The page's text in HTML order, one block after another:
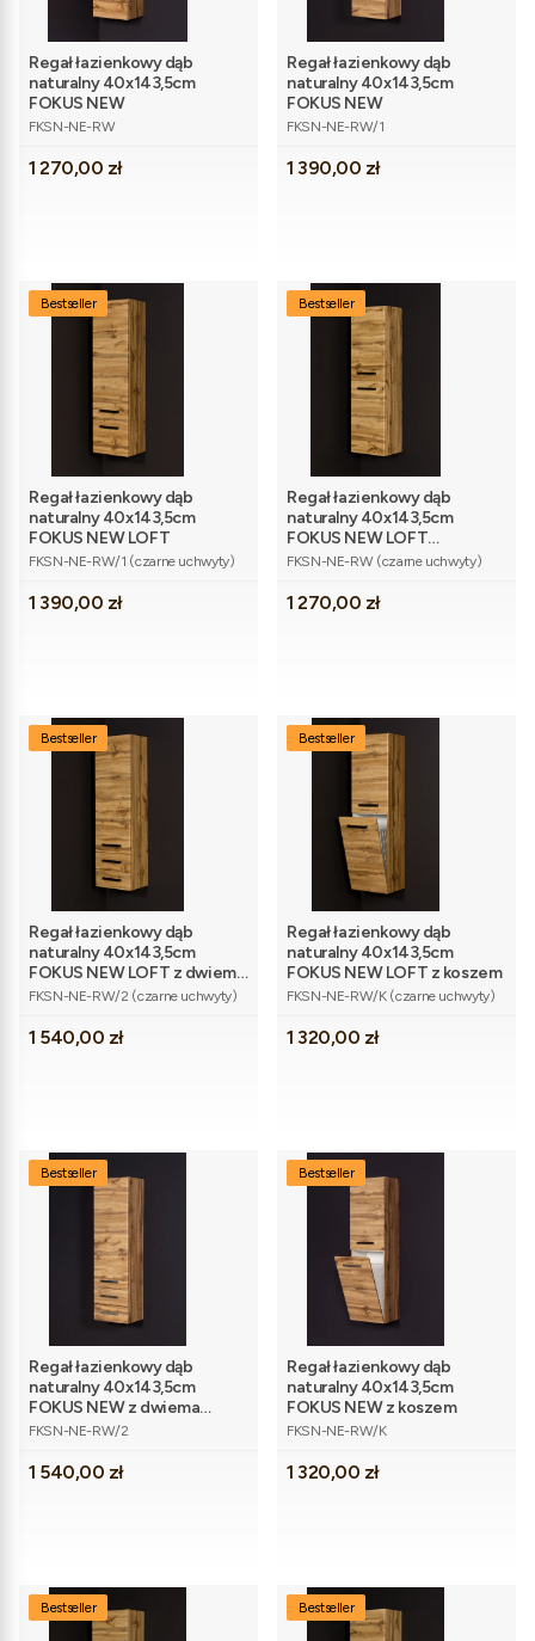
Regał łazienkowy dąb
naturalny 40x143,5cm
FOKUS NEW
Kod produktu
FKSN-NE-RW
Cena
1 270,00 zł
Regał łazienkowy dąb
naturalny 40x143,5cm
FOKUS NEW
Kod produktu
FKSN-NE-RW/1
Cena
1 390,00 zł
Bestseller
Regał łazienkowy dąb
naturalny 40x143,5cm
FOKUS NEW LOFT
Kod produktu
FKSN-NE-RW/1 (czarne uchwyty)
Cena
1 390,00 zł
Bestseller
Regał łazienkowy dąb
naturalny 40x143,5cm
FOKUS NEW LOFT
dwudrzwiowy
Kod produktu
FKSN-NE-RW (czarne uchwyty)
Cena
1 270,00 zł
Bestseller
Regał łazienkowy dąb
naturalny 40x143,5cm
FOKUS NEW LOFT z dwiema
szufladami
Kod produktu
FKSN-NE-RW/2 (czarne uchwyty)
Cena
1 540,00 zł
Bestseller
Regał łazienkowy dąb
naturalny 40x143,5cm
FOKUS NEW LOFT z koszem
Kod produktu
FKSN-NE-RW/K (czarne uchwyty)
Cena
1 320,00 zł
Bestseller
Regał łazienkowy dąb
naturalny 40x143,5cm
FOKUS NEW z dwiema
szufladami
Kod produktu
FKSN-NE-RW/2
Cena
1 540,00 zł
Bestseller
Regał łazienkowy dąb
naturalny 40x143,5cm
FOKUS NEW z koszem
Kod produktu
FKSN-NE-RW/K
Cena
1 320,00 zł
Bestseller Bestseller